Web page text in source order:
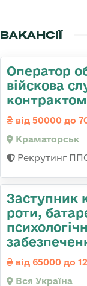
ВАКАНСІЇ
Оператор
війскова
контрактом
від 50000 до
Краматорськ
Рекрутинг
Заступник
роти,
від 65000 до
Вся Україна